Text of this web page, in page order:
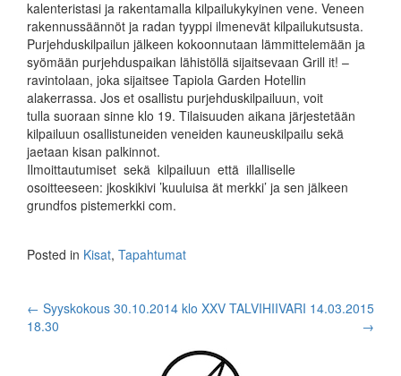
kalenteristasi ja rakentamalla kilpailukykyinen vene. Veneen
rakennussäännöt ja radan tyyppi ilmenevät kilpailukutsusta.
Purjehduskilpailun jälkeen kokoonnutaan lämmittelemään ja
syömään purjehduspaikan lähistöllä sijaitsevaan Grill it! –
ravintolaan, joka sijaitsee Tapiola Garden Hotellin
alakerrassa. Jos et osallistu purjehduskilpailuun, voit
tulla suoraan sinne klo 19. Tilaisuuden aikana järjestetään
kilpailuun osallistuneiden veneiden kauneuskilpailu sekä
jaetaan kisan palkinnot.
Ilmoittautumiset sekä kilpailuun että illalliselle
osoitteeseen: jkoskikivi ’kuuluisa ät merkki’ ja sen jälkeen
grundfos pistemerkki com.
Posted in Kisat, Tapahtumat
Post
navigation
← Syyskokous 30.10.2014 klo
18.30
XXV TALVIHIIVARI 14.03.2015
→